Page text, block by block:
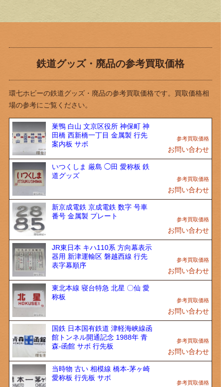
鉄道グッズ・廃品の参考買取価格
環七ホビーの鉄道グッズ・廃品の参考買取価格です。買取価格相
場の参考にご覧ください。
巣鴨 白山 文京区役所 神保町 神
田橋 西新橋一丁目 金属製 行先
案内板 サボ
お問い合わせ
いつくしま 厳島 ◯田 愛称板 鉄
道グッズ
お問い合わせ
新京成電鉄 京成電鉄 数字 号車
番号 金属製 プレート
お問い合わせ
JR東日本 キハ110系 方向幕表示
器用 新津運輸区 磐越西線 行先
表字幕順序
お問い合わせ
東北本線 寝台特急 北星 〇仙 愛
称板
お問い合わせ
国鉄 日本国有鉄道 津軽海峡線函
館トンネル開通記念 1988年 青
森-函館 サボ 行先板
お問い合わせ
当時物 古い 相模線 橋本-茅ヶ崎
愛称板 行先板 サボ